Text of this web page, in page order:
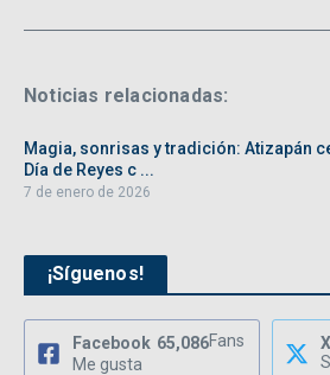
Noticias relacionadas:
Magia, sonrisas y tradición: Atizapán
Día de Reyes c ...
7 de enero de 2026
¡Síguenos!
Facebook 65,086Fans
Me gusta